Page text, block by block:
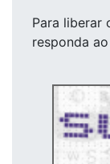
Para liberar
responda